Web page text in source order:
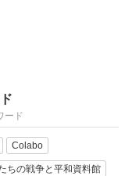
ード
Colabo
ちの戦争と平和資料館